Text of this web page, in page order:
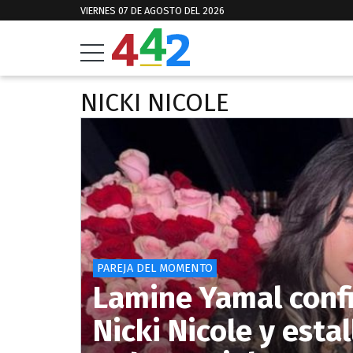
VIERNES 07 DE AGOSTO DEL 2026
NICKI NICOLE
PAREJA DEL MOMENTO
Lamine Yamal
Nicki Nicole y